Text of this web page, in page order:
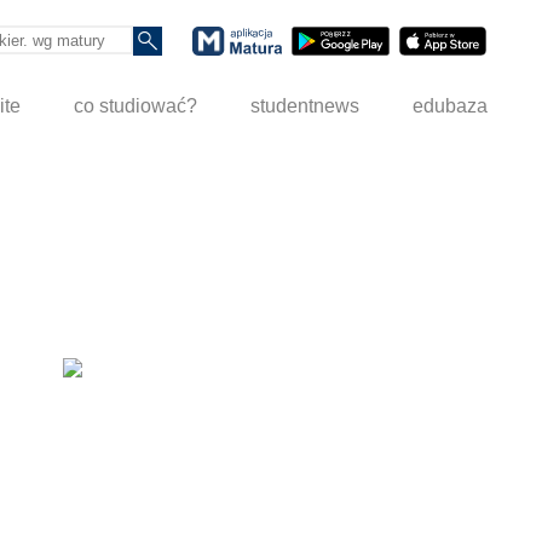
co studiować? studentnews edubaza